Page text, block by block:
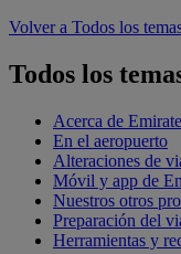
Volver a Todos los
Todos los
Acerca de
En el aeropuerto
Alteraciones de
Móvil y app de
Nuestros otros
Preparación del
Herramientas y